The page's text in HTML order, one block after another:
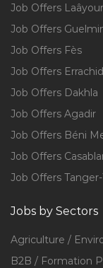
Job Offers
Job Offers
Job Offers Fès
Job Offers
Job Offers Dakhla
Job Offers Agadir
Job Offers Béni
Job Offers
Job Offers
Jobs by Sectors
Agriculture /
B2B / Formation